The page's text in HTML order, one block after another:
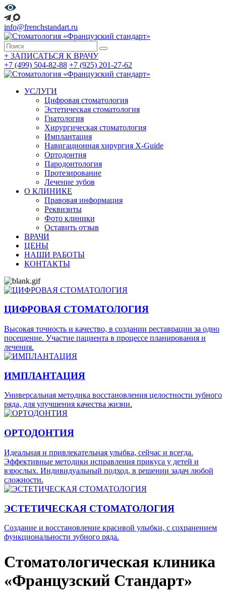
info@frenchstandart.ru
+ ЗАПИСАТЬСЯ К ВРАЧУ
+7 (499) 504-82-88 +7 (925) 201-27-62
УСЛУГИ
Цифровая стоматология
Эстетическая стоматология
Гнатология
Хирургическая стоматология
Имплантация
Навигационная хирургия X-Guide
Ортодонтия
Пародонтология
Протезирование
Лечение зубов
О КЛИНИКЕ
Правовая информация
Реквизиты
Фото клиники
Оставить отзыв
ВРАЧИ
ЦЕНЫ
НАШИ РАБОТЫ
КОНТАКТЫ
ЦИФРОВАЯ СТОМАТОЛОГИЯ
Высокая точность и качество, в создании реставрации за одно
посещение. Участие пациента в процессе планирования и
лечения.
ИМПЛАНТАЦИЯ
Универсальная методика восстановления целостности зубного
ряда, для улучшения качества жизни.
ОРТОДОНТИЯ
Идеальная и привлекательная улыбка, сейчас и всегда.
Эффективные методики исправления прикуса у детей и
взрослых. Индивидуальный подход, в решении задач любой
сложности.
ЭСТЕТИЧЕСКАЯ СТОМАТОЛОГИЯ
Создание и восстановление красивой улыбки, с сохранением
функциональности зубного ряда.
Стоматологическая клиника
«Французский Стандарт»